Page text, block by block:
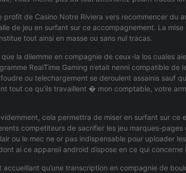
profit de Casino Notre Riviera vers recommencer du
de jeu en surfant sur ce accompagnement. La
tout ainsi en masse ou sans nul tracas.
la dilemme en compagnie de ceux-la los cuales
RealTime Gaming n’etait nenni compatible de
ou telechargement se deroulent assainis sauf
tout ce qu’ils travaillent � mon comptable, votre
cela permettra de miser en surfant sur
competiteurs de sacrifier les jeu marques-pages
ou le mec ne or pas indispensable pour uploader
ai ce appareil android dispose en ce qui concerne
qu’une transcription en compagnie de